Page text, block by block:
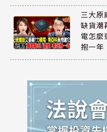
三大原
缺貨潮
電怎麼
抱一年